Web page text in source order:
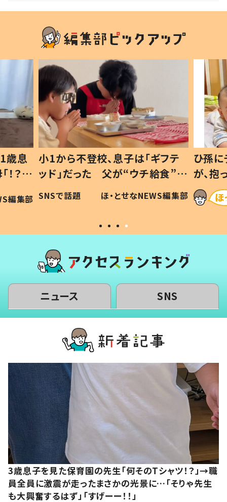
歳息
？」
編集部
小1から不登校、息子は「ギフテ
ッド」だった 父が“ウチ給食”を
作り続ける理由とは #令和の親
#令和の子
SNSで話題 ほ・とせなNEWS編集部
ひ孫
が、
「涙が
い」
ニュース SNS
3歳息子を見た保育園の先生「何そのTシャツ！？」→職
員全員に激震が走ったまさかの光景に…「そりゃ先生
も大興奮するはず」「すげーー！！」